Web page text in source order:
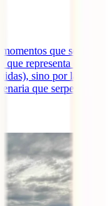
que se
representa (una
sino por la
que serpentea